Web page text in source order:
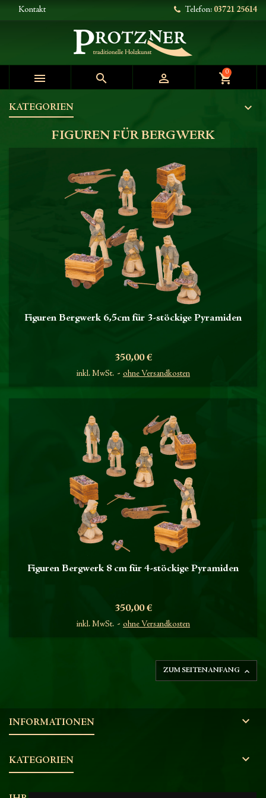
Kontakt Telefon: 03721 25614
   shopping_cart
0
KATEGORIEN
FIGUREN FÜR BERGWERK
Figuren Bergwerk 6,5cm für 3-stöckige Pyramiden
Preis
350,00 €
inkl. MwSt. ohne Versandkosten
Figuren Bergwerk 8 cm für 4-stöckige Pyramiden
Preis
350,00 €
inkl. MwSt. ohne Versandkosten
ZUM SEITENANFANG 
INFORMATIONEN 
KATEGORIEN 